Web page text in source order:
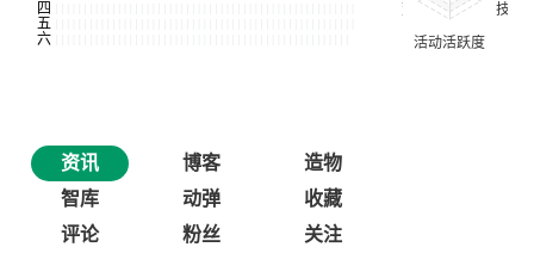
资讯 博客
造物
智库
动弹
收藏
评论
粉丝 关注